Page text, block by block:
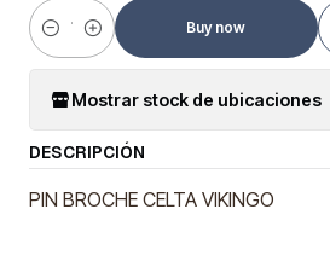
Cantidad
Buy now
Mostrar stock de ubicaciones
DESCRIPCIÓN
PIN BROCHE CELTA VIKINGO